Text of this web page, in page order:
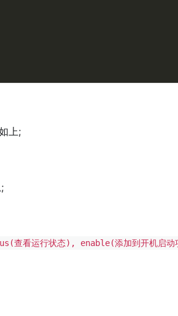
上;
运行状态), enable(添加到开机启